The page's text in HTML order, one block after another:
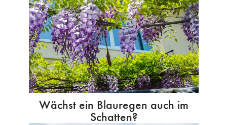
Wächst ein Blauregen auch im
Schatten?